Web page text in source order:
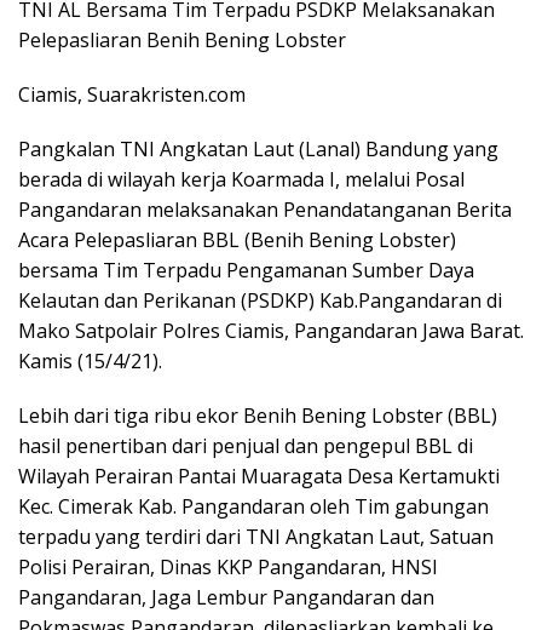
TNI AL Bersama Tim Terpadu PSDKP Melaksanakan
Pelepasliaran Benih Bening Lobster
Ciamis, Suarakristen.com
Pangkalan TNI Angkatan Laut (Lanal) Bandung yang
berada di wilayah kerja Koarmada I, melalui Posal
Pangandaran melaksanakan Penandatanganan Berita
Acara Pelepasliaran BBL (Benih Bening Lobster)
bersama Tim Terpadu Pengamanan Sumber Daya
Kelautan dan Perikanan (PSDKP) Kab.Pangandaran di
Mako Satpolair Polres Ciamis, Pangandaran Jawa Barat.
Kamis (15/4/21).
Lebih dari tiga ribu ekor Benih Bening Lobster (BBL)
hasil penertiban dari penjual dan pengepul BBL di
Wilayah Perairan Pantai Muaragata Desa Kertamukti
Kec. Cimerak Kab. Pangandaran oleh Tim gabungan
terpadu yang terdiri dari TNI Angkatan Laut, Satuan
Polisi Perairan, Dinas KKP Pangandaran, HNSI
Pangandaran, Jaga Lembur Pangandaran dan